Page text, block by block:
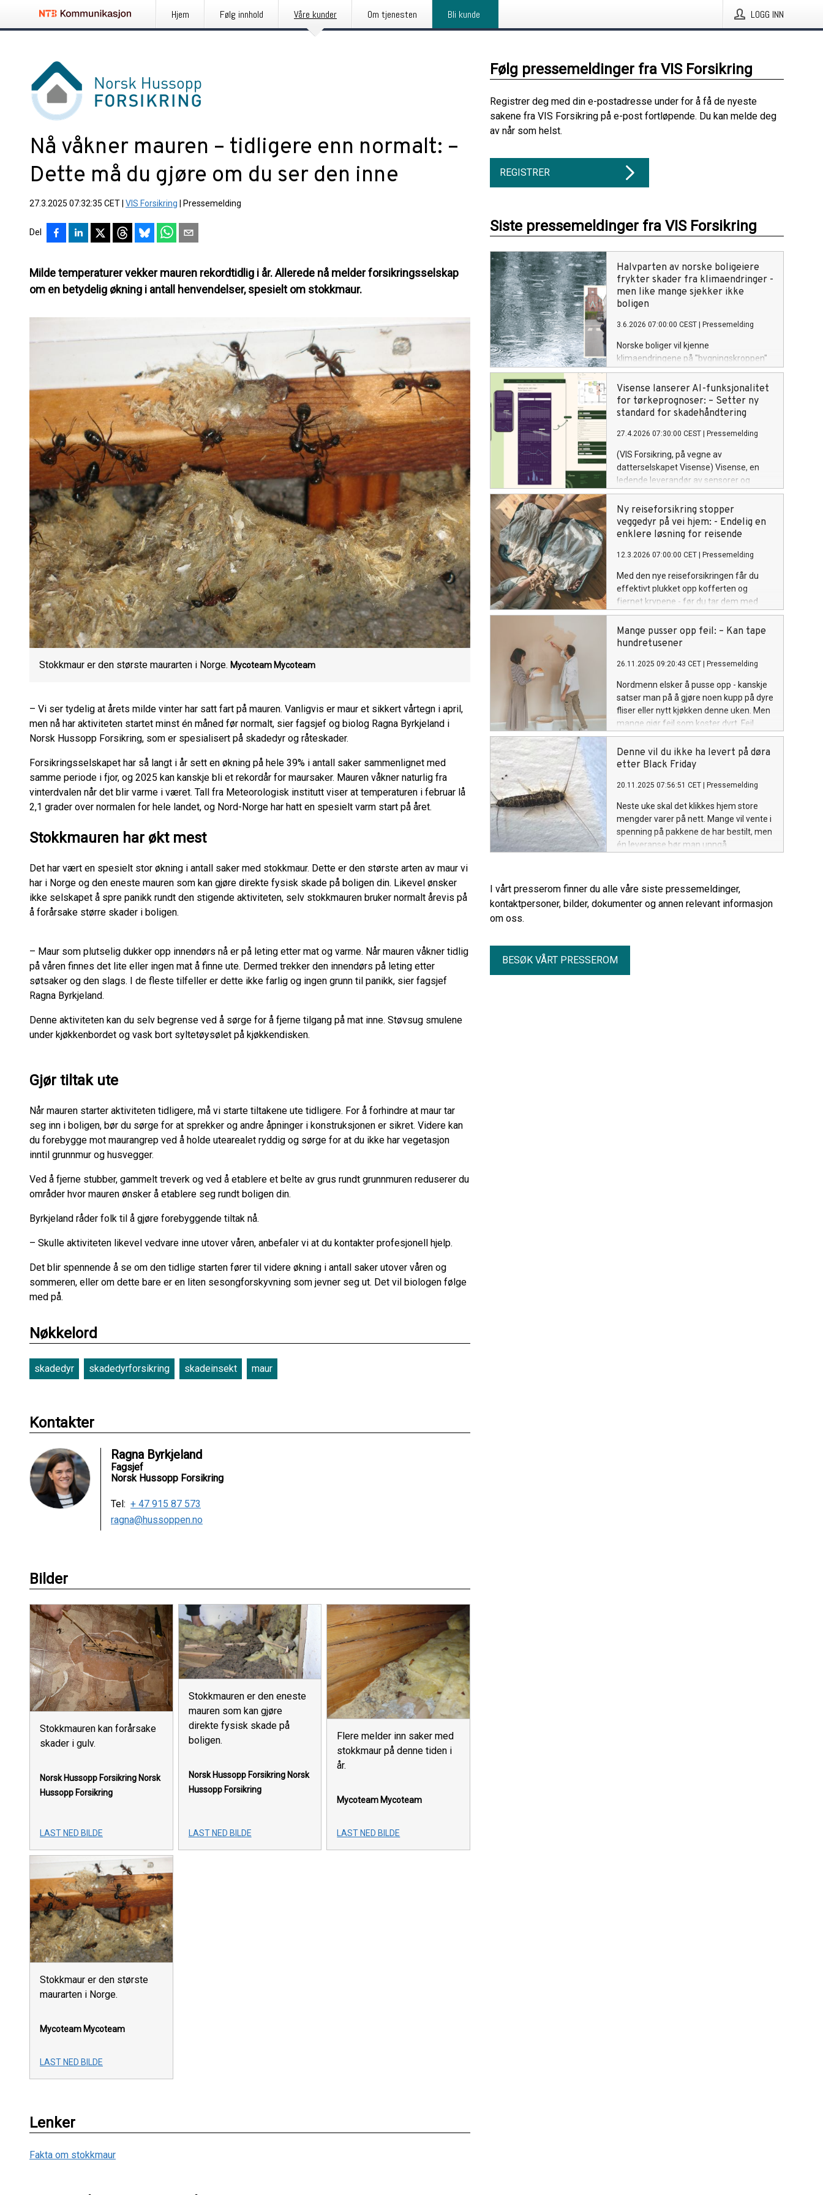
Hjem Følg innhold Våre kunder Om tjenesten Bli kunde LOGG INN
Nå våkner mauren – tidligere enn normalt: –
Dette må du gjøre om du ser den inne
27.3.2025 07:32:35 CET VIS Forsikring Pressemelding
Del
Milde temperaturer vekker mauren rekordtidlig i år. Allerede nå melder forsikringsselskap
om en betydelig økning i antall henvendelser, spesielt om stokkmaur.
Stokkmaur er den største maurarten i Norge. Mycoteam Mycoteam
– Vi ser tydelig at årets milde vinter har satt fart på mauren. Vanligvis er maur et sikkert vårtegn i april,
men nå har aktiviteten startet minst én måned før normalt, sier fagsjef og biolog Ragna Byrkjeland i
Norsk Hussopp Forsikring, som er spesialisert på skadedyr og råteskader.
Forsikringsselskapet har så langt i år sett en økning på hele 39% i antall saker sammenlignet med
samme periode i fjor, og 2025 kan kanskje bli et rekordår for maursaker. Mauren våkner naturlig fra
vinterdvalen når det blir varme i været. Tall fra Meteorologisk institutt viser at temperaturen i februar lå
2,1 grader over normalen for hele landet, og Nord-Norge har hatt en spesielt varm start på året.
Stokkmauren har økt mest
Det har vært en spesielt stor økning i antall saker med stokkmaur. Dette er den største arten av maur vi
har i Norge og den eneste mauren som kan gjøre direkte fysisk skade på boligen din. Likevel ønsker
ikke selskapet å spre panikk rundt den stigende aktiviteten, selv stokkmauren bruker normalt årevis på
å forårsake større skader i boligen.
– Maur som plutselig dukker opp innendørs nå er på leting etter mat og varme. Når mauren våkner tidlig
på våren finnes det lite eller ingen mat å finne ute. Dermed trekker den innendørs på leting etter
søtsaker og den slags. I de fleste tilfeller er dette ikke farlig og ingen grunn til panikk, sier fagsjef
Ragna Byrkjeland.
Denne aktiviteten kan du selv begrense ved å sørge for å fjerne tilgang på mat inne. Støvsug smulene
under kjøkkenbordet og vask bort syltetøysølet på kjøkkendisken.
Gjør tiltak ute
Når mauren starter aktiviteten tidligere, må vi starte tiltakene ute tidligere. For å forhindre at maur tar
seg inn i boligen, bør du sørge for at sprekker og andre åpninger i konstruksjonen er sikret. Videre kan
du forebygge mot maurangrep ved å holde utearealet ryddig og sørge for at du ikke har vegetasjon
inntil grunnmur og husvegger.
Ved å fjerne stubber, gammelt treverk og ved å etablere et belte av grus rundt grunnmuren reduserer du
områder hvor mauren ønsker å etablere seg rundt boligen din.
Byrkjeland råder folk til å gjøre forebyggende tiltak nå.
– Skulle aktiviteten likevel vedvare inne utover våren, anbefaler vi at du kontakter profesjonell hjelp.
Det blir spennende å se om den tidlige starten fører til videre økning i antall saker utover våren og
sommeren, eller om dette bare er en liten sesongforskyvning som jevner seg ut. Det vil biologen følge
med på.
Nøkkelord
skadedyr skadedyrforsikring skadeinsekt maur
Kontakter
Ragna Byrkjeland
Fagsjef
Norsk Hussopp Forsikring
Tel: + 47 915 87 573
ragna@hussoppen.no
Bilder
Stokkmauren kan forårsake
skader i gulv.
Norsk Hussopp Forsikring Norsk
Hussopp Forsikring
LAST NED BILDE
Stokkmauren er den eneste
mauren som kan gjøre
direkte fysisk skade på
boligen.
Norsk Hussopp Forsikring Norsk
Hussopp Forsikring
LAST NED BILDE
Flere melder inn saker med
stokkmaur på denne tiden i
år.
Mycoteam Mycoteam
LAST NED BILDE
Stokkmaur er den største
maurarten i Norge.
Mycoteam Mycoteam
LAST NED BILDE
Lenker
Fakta om stokkmaur
Følg pressemeldinger fra VIS Forsikring
Registrer deg med din e-postadresse under for å få de nyeste
sakene fra VIS Forsikring på e-post fortløpende. Du kan melde deg
av når som helst.
REGISTRER
Siste pressemeldinger fra VIS Forsikring
Halvparten av norske boligeiere
frykter skader fra klimaendringer -
men like mange sjekker ikke
boligen
3.6.2026 07:00:00 CEST Pressemelding
Norske boliger vil kjenne
klimaendringene på "bygningskroppen"
fremover. Men langt fra alle boligeiere
sjekker for skader.
Visense lanserer AI-funksjonalitet
for tørkeprognoser: – Setter ny
standard for skadehåndtering
27.4.2026 07:30:00 CEST Pressemelding
(VIS Forsikring, på vegne av
datterselskapet Visense) Visense, en
ledende leverandør av sensorer og
digitale plattformer for
skadehåndteringsbransjen, lanserer i
dag en nyutivklet AI-funksjonalitet som
vil endre måten fuktskader håndteres
Ny reiseforsikring stopper
veggedyr på vei hjem: - Endelig en
enklere løsning for reisende
12.3.2026 07:00:00 CET Pressemelding
Med den nye reiseforsikringen får du
effektivt plukket opp kofferten og
fjernet krypene - før du tar dem med
hjem og tømmer lommeboken.
Løsningen er utviklet av VIS Forsikring og
leverandør Rentokil.
Mange pusser opp feil: – Kan tape
hundretusener
26.11.2025 09:20:43 CET Pressemelding
Nordmenn elsker å pusse opp - kanskje
satser man på å gjøre noen kupp på dyre
fliser eller nytt kjøkken denne uken. Men
mange gjør feil som koster dyrt. Feil
arbeid, feil materialvalg og manglende
dokumentasjon kan gi verdifall på
hundretusener.
Denne vil du ikke ha levert på døra
etter Black Friday
20.11.2025 07:56:51 CET Pressemelding
Neste uke skal det klikkes hjem store
mengder varer på nett. Mange vil vente i
spenning på pakkene de har bestilt, men
én leveranse bør man unngå.
I vårt presserom finner du alle våre siste pressemeldinger,
kontaktpersoner, bilder, dokumenter og annen relevant informasjon
om oss.
BESØK VÅRT PRESSEROM